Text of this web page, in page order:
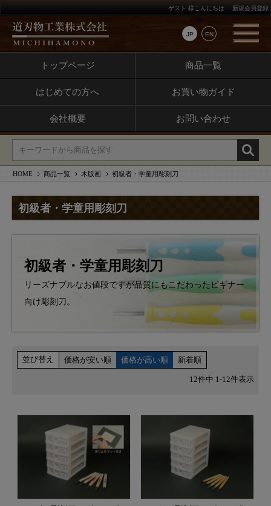
JP EN
ゲスト 様こんにちは 新規会員登録
トップページ 商品一覧
はじめての方へ お買い物ガイド
会社概要 お問い合わせ
HOME 商品一覧 木版画 初級者・学童用彫刻刀
初級者・学童用彫刻刀
初級者・学童用彫刻刀
リーズナブルなお値段ですが品質にもこだわったビギナー
向け彫刻刀。
並び替え 価格が安い順 価格が高い順 新着順
12件中 1 -12件表示